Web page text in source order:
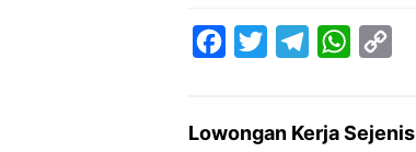
e
t
e
W
t
y
Lowongan Kerja Sejenis